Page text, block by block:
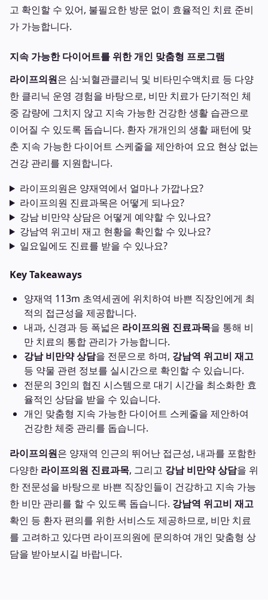
고 확인할 수 있어, 불필요한 방문 없이 효율적인 치료 준비
가 가능합니다.
지속 가능한 다이어트를 위한 개인 맞춤형 프로그램
라이프의원은 심·뇌혈관클리닉 및 비타민수액치료 등 다양
한 클리닉 운영 경험을 바탕으로, 비만 치료가 단기적인 체
중 감량에 그치지 않고 지속 가능한 건강한 생활 습관으로
이어질 수 있도록 돕습니다. 환자 개개인의 생활 패턴에 맞
춘 지속 가능한 다이어트 스케줄을 제안하여 요요 현상 없는
건강 관리를 지원합니다.
라이프의원은 양재역에서 얼마나 가깝나요?
라이프의원 진료과목은 어떻게 되나요?
강남 비만약 상담은 어떻게 예약할 수 있나요?
강남역 위고비 재고 현황을 확인할 수 있나요?
일요일에도 진료를 받을 수 있나요?
Key Takeaways
양재역 113m 초역세권에 위치하여 바쁜 직장인에게 최
적의 접근성을 제공합니다.
내과, 신경과 등 폭넓은 라이프의원 진료과목을 통해 비
만 치료의 통합 관리가 가능합니다.
강남 비만약 상담을 전문으로 하며, 강남역 위고비 재고
등 약물 관련 정보를 실시간으로 확인할 수 있습니다.
전문의 3인의 협진 시스템으로 대기 시간을 최소화한 효
율적인 상담을 받을 수 있습니다.
개인 맞춤형 지속 가능한 다이어트 스케줄을 제안하여
건강한 체중 관리를 돕습니다.
라이프의원은 양재역 인근의 뛰어난 접근성, 내과를 포함한
다양한 라이프의원 진료과목, 그리고 강남 비만약 상담을 위
한 전문성을 바탕으로 바쁜 직장인들이 건강하고 지속 가능
한 비만 관리를 할 수 있도록 돕습니다. 강남역 위고비 재고
확인 등 환자 편의를 위한 서비스도 제공하므로, 비만 치료
를 고려하고 있다면 라이프의원에 문의하여 개인 맞춤형 상
담을 받아보시길 바랍니다.